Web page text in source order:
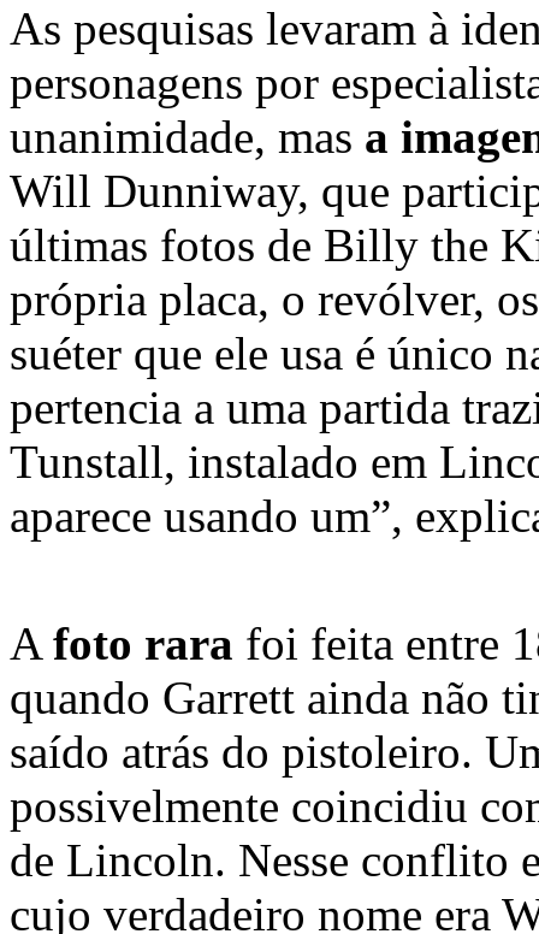
As pesquisas levaram à
personagens por
unanimidade, mas a
Will Dunniway, que
últimas fotos de Billy the
própria placa, o revólver,
suéter que ele usa é único
pertencia a uma partida
Tunstall, instalado em
aparece usando um”,
A foto rara foi feita entre
quando Garrett ainda não
saído atrás do pistoleiro.
possivelmente coincidiu
de Lincoln. Nesse conflito
cujo verdadeiro nome era